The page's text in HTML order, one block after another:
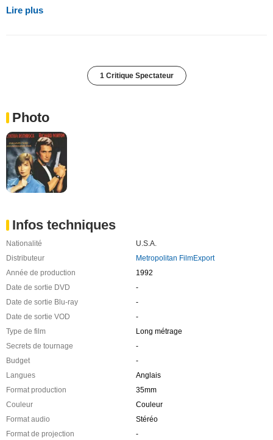
Lire plus
1 Critique Spectateur
Photo
Infos techniques
Nationalité
U.S.A.
Distributeur
Metropolitan FilmExport
Année de production
1992
Date de sortie DVD
-
Date de sortie Blu-ray
-
Date de sortie VOD
-
Type de film
Long métrage
Secrets de tournage
-
Budget
-
Langues
Anglais
Format production
35mm
Couleur
Couleur
Format audio
Stéréo
Format de projection
-